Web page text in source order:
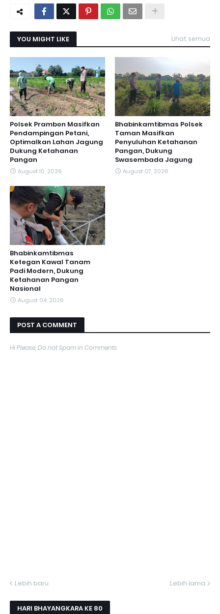
YOU MIGHT LIKE Lihat semua
Polsek Prambon Masifkan
Pendampingan Petani,
Optimalkan Lahan Jagung
Dukung Ketahanan
Pangan
August 10, 2026
Bhabinkamtibmas Polsek
Taman Masifkan
Penyuluhan Ketahanan
Pangan, Dukung
Swasembada Jagung
August 07, 2026
Bhabinkamtibmas
Ketegan Kawal Tanam
Padi Modern, Dukung
Ketahanan Pangan
Nasional
August 04, 2026
POST A COMMENT
Hi Please, Do not Spam in Comments
Lebih baru Lebih lama
HARI BHAYANGKARA KE 80